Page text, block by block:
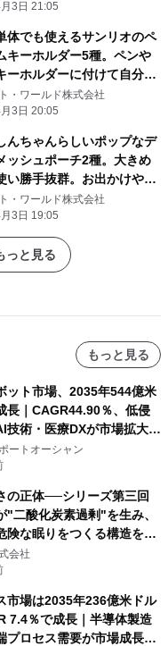
3日 21:05
体でも使えるサンリオのペ
キーホルダー5種。ペンや
ーホルダーに付けて自分だ
ジしよう
・ワールド株式会社
3日 20:05
んちゃんらしいポップなデ
ッシュポーチ2種。大きめ
い勝手抜群。お出かけや旅
・ワールド株式会社
3日 19:05
っと見る
もっと見る
ット市場、2035年544億米
長｜CAGR44.90％、低侵
技術・医療DXが市場拡大を
ートオーシャン
の正体──シリーズ第三回
"二酸化炭素過剰"を生み、
険な眠りをつくる構造を解
会社
市場は2035年236億米ドル
7.4％で成長｜半導体製造
プロセス需要が市場成長を